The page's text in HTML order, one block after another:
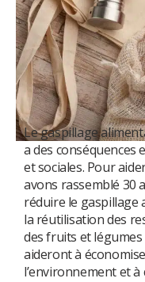
Le gaspillage
a des conséquences
et sociales. Pour
avons rassemblé 30
réduire le gaspillage
la réutilisation des
des fruits et
aideront à
l’environnement et à